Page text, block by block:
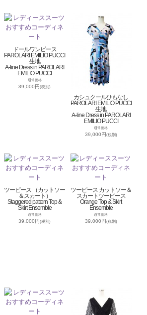
ドールワンピース
PAROLARI EMILIO PUCCI
生地
A-line Dress in PAROLARI
EMILIO PUCCI
通常価格
39,000円(税別)
カシュクールひもなし
PAROLARI EMILIO PUCCI
生地
A-line Dress in PAROLARI
EMILIO PUCCI
通常価格
39,000円(税別)
ツーピース （カットソー
＆スカート）
Staggered pattern Top &
Skirt Ensemble
通常価格
39,000円(税別)
ツーピース カットソー＆
スカートツーピース
Orange Top & Skirt
Ensemble
通常価格
39,000円(税別)